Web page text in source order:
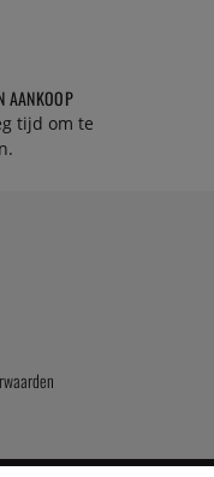
AANKOOP
tijd om te